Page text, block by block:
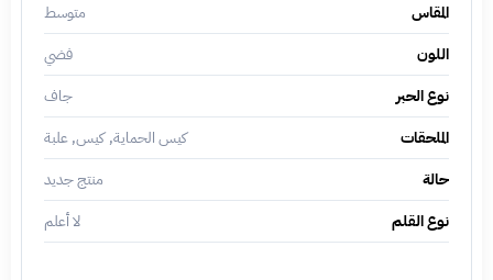
المقاس
متوسط
اللون
فضي
نوع الحبر
جاف
الملحقات
كيس الحماية, كيس, علبة
حالة
منتج جديد
نوع القلم
لا أعلم